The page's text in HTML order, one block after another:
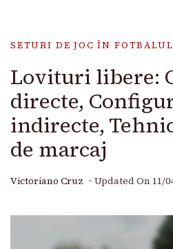
SETURI DE JOC ÎN
Lovituri libere:
directe,
indirecte,
de marcaj
Victoriano Cruz Updated On 11/